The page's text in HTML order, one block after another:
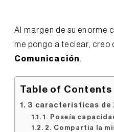
Al margen de su enorme
me pongo a teclear,
Comunicación.
Table of Contents
3 características de
1. Poseía
2. Compartía la